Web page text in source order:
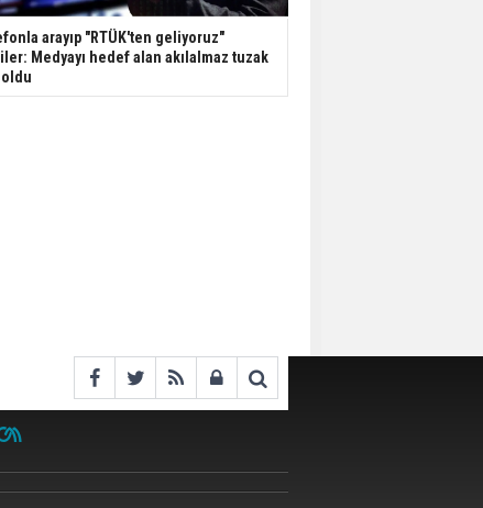
arayıp "RTÜK'ten geliyoruz"
Medyayı hedef alan akılalmaz tuzak